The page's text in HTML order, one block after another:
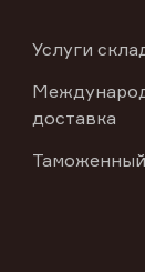
Услуги
доставка